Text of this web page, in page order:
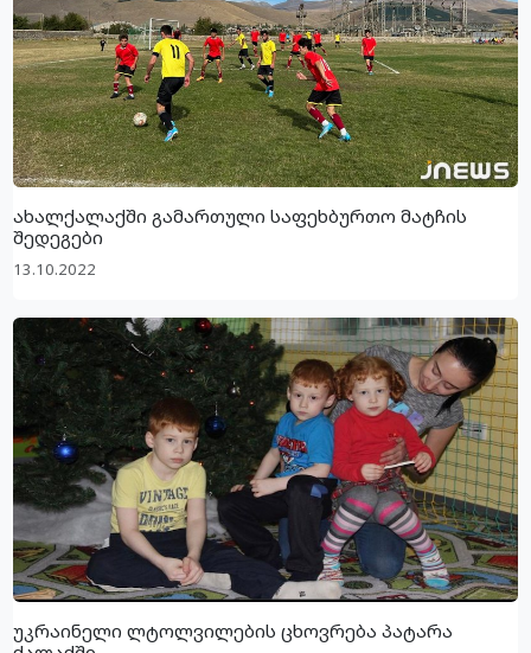
ახალქალაქში გამართული საფეხბურთო მატჩის
შედეგები
13.10.2022
უკრაინელი ლტოლვილების ცხოვრება პატარა